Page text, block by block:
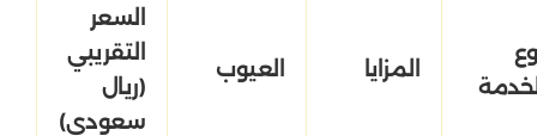
المزايا العيوب
السعر
التقريبي
(ريال
سعودي)